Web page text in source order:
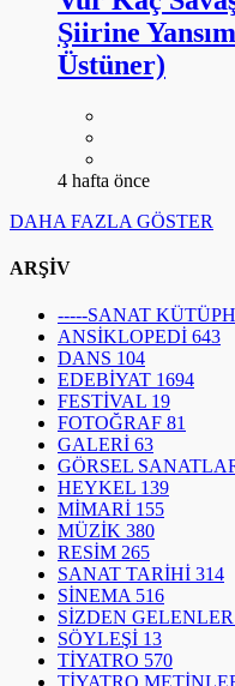
4 hafta önce
DAHA FAZLA GÖSTER
-----SANAT
ANSİKLOPEDİ
EDEBİYAT1694
FOTOĞRAF
GÖRSEL
HEYKEL139
MİMARİ155
MÜZİK380
RESİM265
SANAT TARİHİ
SİNEMA516
SİZDEN
SÖYLEŞİ13
TİYATRO570
TİYATRO
POPÜLER YAZILAR
131.530
Dergi Çıkarmak